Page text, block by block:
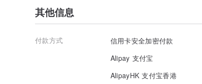
其他信息
付款方式
信用卡安全加密付款
Alipay 支付宝
AlipayHK 支付宝香港